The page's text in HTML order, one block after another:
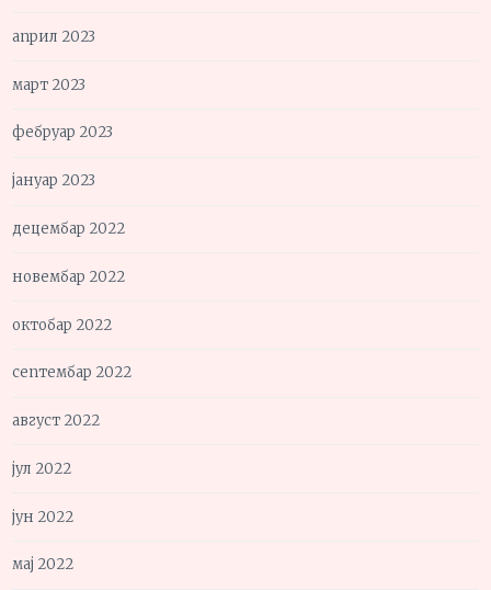
април 2023
март 2023
фебруар 2023
јануар 2023
децембар 2022
новембар 2022
октобар 2022
септембар 2022
август 2022
јул 2022
јун 2022
мај 2022